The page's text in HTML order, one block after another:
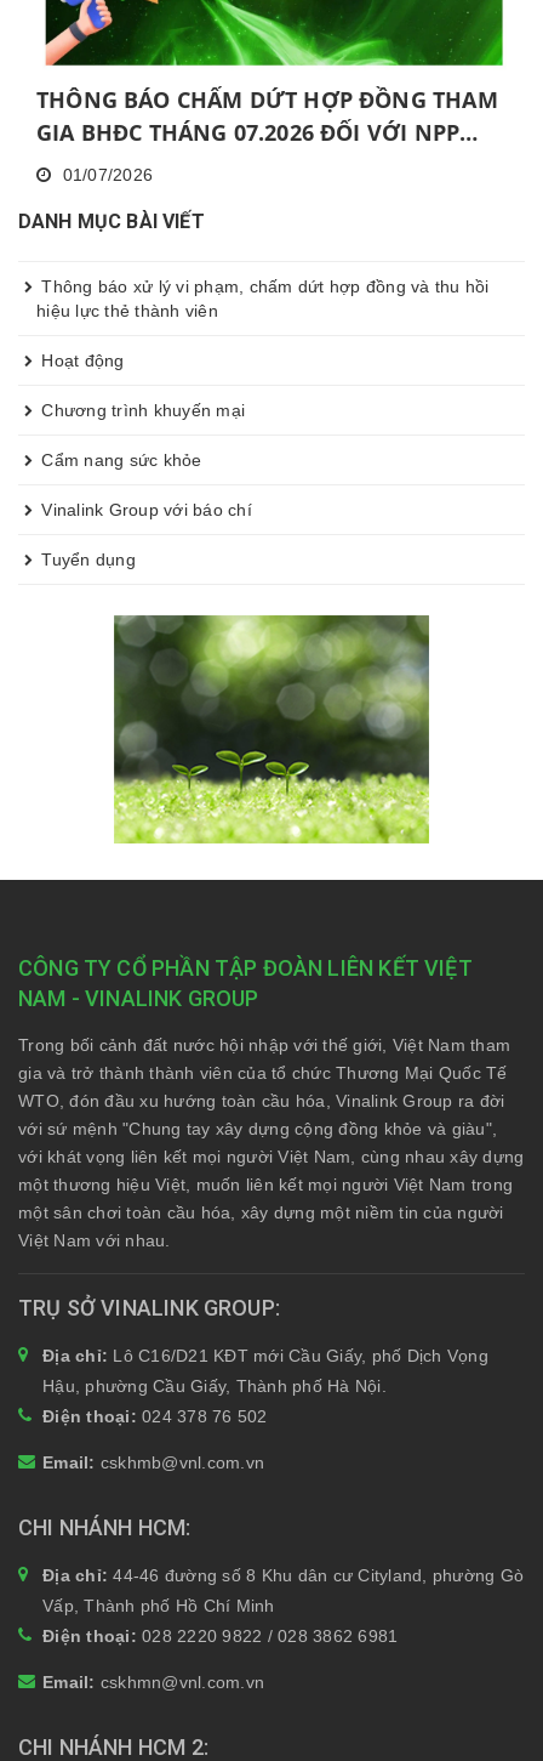
THÔNG BÁO CHẤM DỨT HỢP ĐỒNG THAM
GIA BHĐC THÁNG 07.2026 ĐỐI VỚI NPP
KHÔNG HOÀN THÀNH MỨC NĂNG ĐỘNG
HOÀN THÀNH ĐÀO TẠO CƠ BẢN TRONG 30
01/07/2026
DANH MỤC BÀI VIẾT
Thông báo xử lý vi phạm, chấm dứt hợp đồng và thu hồi
hiệu lực thẻ thành viên
Hoạt động
Chương trình khuyến mại
Cẩm nang sức khỏe
Vinalink Group với báo chí
Tuyển dụng
CÔNG TY CỔ PHẦN TẬP ĐOÀN LIÊN KẾT VIỆT
NAM - VINALINK GROUP
Trong bối cảnh đất nước hội nhập với thế giới, Việt Nam tham
gia và trở thành thành viên của tổ chức Thương Mại Quốc Tế
WTO, đón đầu xu hướng toàn cầu hóa, Vinalink Group ra đời
với sứ mệnh "Chung tay xây dựng cộng đồng khỏe và giàu",
với khát vọng liên kết mọi người Việt Nam, cùng nhau xây dựng
một thương hiệu Việt, muốn liên kết mọi người Việt Nam trong
một sân chơi toàn cầu hóa, xây dựng một niềm tin của người
Việt Nam với nhau.
TRỤ SỞ VINALINK GROUP
Địa chỉ: Lô C16/D21 KĐT mới Cầu Giấy, phố Dịch Vọng
Hậu, phường Cầu Giấy, Thành phố Hà Nội.
Điện thoại: 024 378 76 502
Email: cskhmb@vnl.com.vn
CHI NHÁNH HCM
Địa chỉ:44-46 đường số 8 Khu dân cư Cityland, phường Gò
Vấp, Thành phố Hồ Chí Minh
Điện thoại: 028 2220 9822 / 028 3862 6981
Email: cskhmn@vnl.com.vn
CHI NHÁNH HCM 2